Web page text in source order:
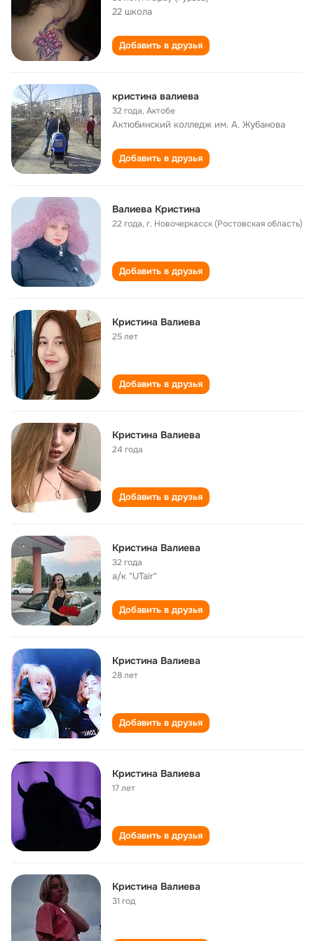
22 школа
Добавить в друзья
кристина валиева
32 года,Актобе
Актюбинский колледж им. А. Жубанова
Добавить в друзья
Валиева Кристина
22 года,г. Новочеркасск (Ростовская область)
Добавить в друзья
Кристина Валиева
25 лет
Добавить в друзья
Кристина Валиева
24 года
Добавить в друзья
Кристина Валиева
32 года
а/к "UTair"
Добавить в друзья
Кристина Валиева
28 лет
Добавить в друзья
Кристина Валиева
17 лет
Добавить в друзья
Кристина Валиева
31 год